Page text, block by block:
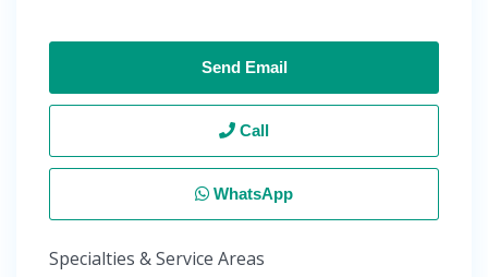
Send Email
Call
WhatsApp
Specialties & Service Areas